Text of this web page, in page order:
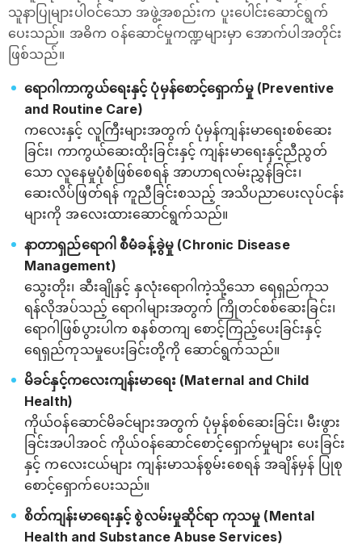
သူနာပြုများပါဝင်သော အဖွဲ့အစည်းက ပူးပေါင်းဆောင်ရွက်
ပေးသည်။ အဓိက ဝန်ဆောင်မှုကဏ္ဍများမှာ အောက်ပါအတိုင်း
ဖြစ်သည်။
ရောဂါကာကွယ်ရေးနှင့် ပုံမှန်စောင့်ရှောက်မှု (Preventive
and Routine Care)
ကလေးနှင့် လူကြီးများအတွက် ပုံမှန်ကျန်းမာရေးစစ်ဆေး
ခြင်း၊ ကာကွယ်ဆေးထိုးခြင်းနှင့် ကျန်းမာရေးနှင့်ညီညွတ်
သော လူနေမှုပုံစံဖြစ်စေရန် အာဟာရလမ်းညွှန်ခြင်း၊
ဆေးလိပ်ဖြတ်ရန် ကူညီခြင်းစသည့် အသိပညာပေးလုပ်ငန်း
များကို အလေးထားဆောင်ရွက်သည်။
နာတာရှည်ရောဂါ စီမံခန့်ခွဲမှု (Chronic Disease
Management)
သွေးတိုး၊ ဆီးချိုနှင့် နှလုံးရောဂါကဲ့သို့သော ရေရှည်ကုသ
ရန်လိုအပ်သည့် ရောဂါများအတွက် ကြိုတင်စစ်ဆေးခြင်း၊
ရောဂါဖြစ်ပွားပါက စနစ်တကျ စောင့်ကြည့်ပေးခြင်းနှင့်
ရေရှည်ကုသမှုပေးခြင်းတို့ကို ဆောင်ရွက်သည်။
မိခင်နှင့်ကလေးကျန်းမာရေး (Maternal and Child
Health)
ကိုယ်ဝန်ဆောင်မိခင်များအတွက် ပုံမှန်စစ်ဆေးခြင်း၊ မီးဖွား
ခြင်းအပါအဝင် ကိုယ်ဝန်ဆောင်စောင့်ရှောက်မှုများ ပေးခြင်း
နှင့် ကလေးငယ်များ ကျန်းမာသန်စွမ်းစေရန် အချိန်မှန် ပြုစု
စောင့်ရှောက်ပေးသည်။
စိတ်ကျန်းမာရေးနှင့် စွဲလမ်းမှုဆိုင်ရာ ကုသမှု (Mental
Health and Substance Abuse Services)